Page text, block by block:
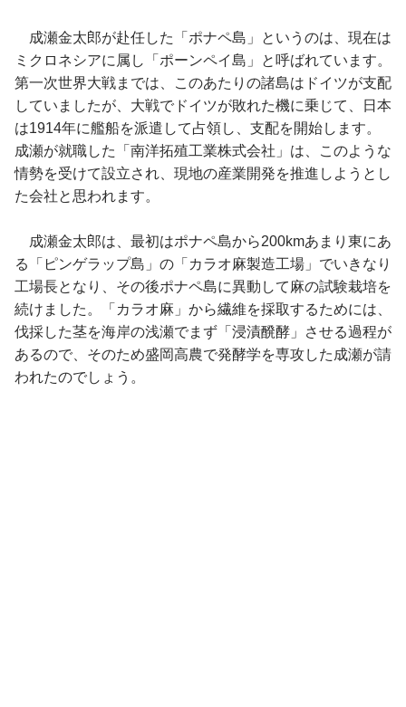
成瀬金太郎が赴任した「ポナペ島」というのは、現在は
ミクロネシアに属し「ポーンペイ島」と呼ばれています。
第一次世界大戦までは、このあたりの諸島はドイツが支配
していましたが、大戦でドイツが敗れた機に乗じて、日本
は1914年に艦船を派遣して占領し、支配を開始します。
成瀬が就職した「南洋拓殖工業株式会社」は、このような
情勢を受けて設立され、現地の産業開発を推進しようとし
た会社と思われます。
成瀬金太郎は、最初はポナペ島から200kmあまり東にあ
る「ピンゲラップ島」の「カラオ麻製造工場」でいきなり
工場長となり、その後ポナペ島に異動して麻の試験栽培を
続けました。「カラオ麻」から繊維を採取するためには、
伐採した茎を海岸の浅瀬でまず「浸漬醗酵」させる過程が
あるので、そのため盛岡高農で発酵学を専攻した成瀬が請
われたのでしょう。